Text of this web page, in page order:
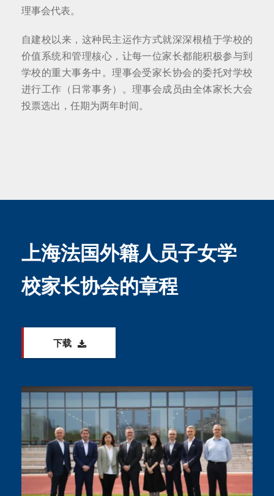
理事会代表。
自建校以来，这种民主运作方式就深深根植于学校的
价值系统和管理核心，让每一位家长都能积极参与到
学校的重大事务中。理事会受家长协会的委托对学校
进行工作（日常事务）。理事会成员由全体家长大会
投票选出，任期为两年时间。
上海法国外籍人员子女学
校家长协会的章程
下载